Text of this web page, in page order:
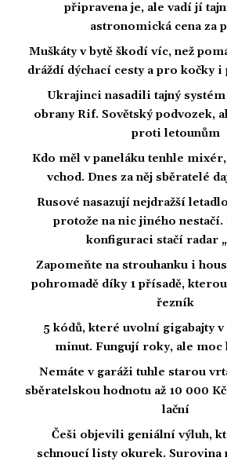
připravena je, ale vadí jí
astronomická cena za
Muškáty v bytě škodí víc, než
dráždí dýchací cesty a pro kočky i
Ukrajinci nasadili tajný
obrany Rif. Sovětský podvozek,
proti letounům
Kdo měl v paneláku tenhle
vchod. Dnes za něj sběratelé
Rusové nasazují nejdražší
protože na nic jiného nestačí.
konfiguraci stačí radar
Zapomeňte na strouhanku i
pohromadě díky 1 přísadě,
řezník
5 kódů, které uvolní gigabajty
minut. Fungují roky, ale moc
Nemáte v garáži tuhle starou
sběratelskou hodnotu až 10 000
lační
Češi objevili geniální výluh,
schnoucí listy okurek. Surovina